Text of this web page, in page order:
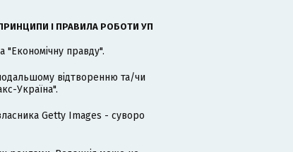
І ПРАВИЛА РОБОТИ УП
"Економічну правду".
відтворенню та/чи
Україна".
Getty Images - суворо